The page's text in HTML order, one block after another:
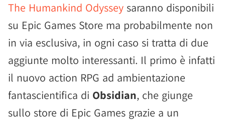
The Humankind Odyssey saranno disponibili
su Epic Games Store ma probabilmente non
in via esclusiva, in ogni caso si tratta di due
aggiunte molto interessanti. Il primo è infatti
il nuovo action RPG ad ambientazione
fantascientifica di Obsidian, che giunge
sullo store di Epic Games grazie a un